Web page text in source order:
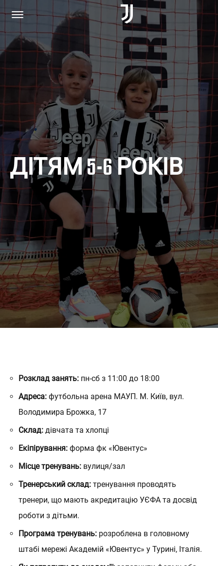
HOME
JOIN US
PRIVACY POLICY
JUVENTUS.COM
SHOP
MORE
ДІТЯМ 5-6 РОКІВ
Розклад занять: пн-сб з 11:00 до 18:00
Адреса: футбольна арена МАУП. М. Київ, вул.
Володимира Брожка, 17
Склад: дівчата та хлопці
Екіпірування: форма фк «Ювентус»
Місце тренувань: вулиця/зал
Тренерський склад: тренування проводять
тренери, що мають акредитацію УЄФА та досвід
роботи з дітьми.
Програма тренувань: розроблена в головному
штабі мережі Академій «Ювентус» у Турині, Італія.